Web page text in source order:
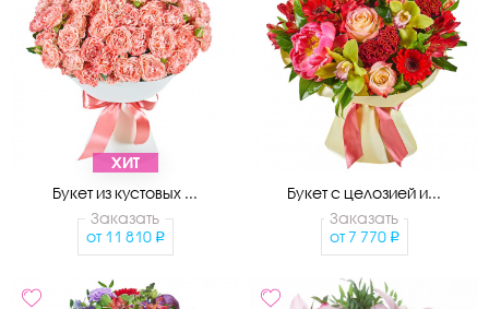
ХИТ
Букет из кустовых ...
Заказать
от 11 810
Букет с целозией и...
Заказать
от 7 770